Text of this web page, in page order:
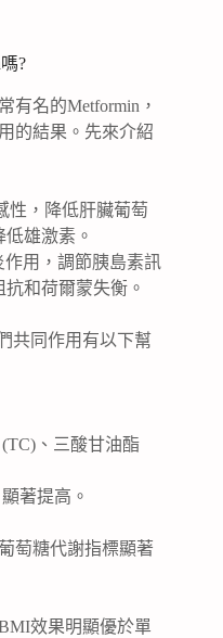
?
有名的Metformin，
的結果。先來介紹
性，降低肝臟葡萄
雄激素。
作用，調節胰島素訊
和荷爾蒙失衡。
共同作用有以下幫
、三酸甘油酯
著提高。
萄糖代謝指標顯著
效果明顯優於單